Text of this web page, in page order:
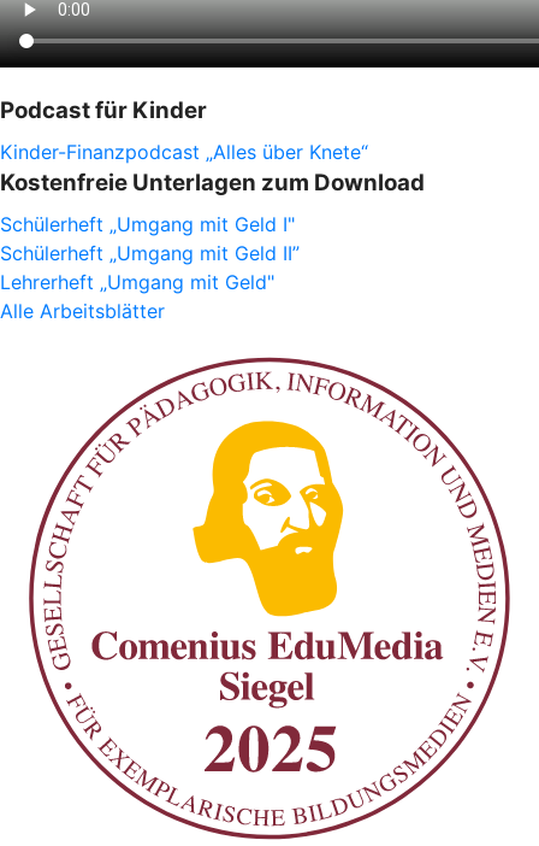
Podcast für Kinder
Kinder-Finanzpodcast „Alles über Knete“
Kostenfreie Unterlagen zum Download
Schülerheft „Umgang mit Geld I"
Schülerheft „Umgang mit Geld II”
Lehrerheft „Umgang mit Geld"
Alle Arbeitsblätter